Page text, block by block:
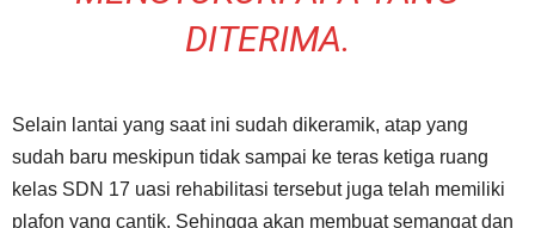
DITERIMA.
Selain lantai yang saat ini sudah dikeramik, atap yang
sudah baru meskipun tidak sampai ke teras ketiga ruang
kelas SDN 17 uasi rehabilitasi tersebut juga telah memiliki
plafon yang cantik. Sehingga akan membuat semangat dan